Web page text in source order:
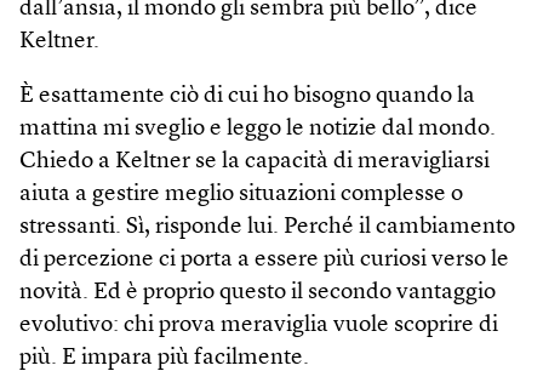
dall’ansia, il mondo gli sembra più bello”, dice
Keltner.
È esattamente ciò di cui ho bisogno quando la
mattina mi sveglio e leggo le notizie dal mondo.
Chiedo a Keltner se la capacità di meravigliarsi
aiuta a gestire meglio situazioni complesse o
stressanti. Sì, risponde lui. Perché il cambiamento
di percezione ci porta a essere più curiosi verso le
novità. Ed è proprio questo il secondo vantaggio
evolutivo: chi prova meraviglia vuole scoprire di
più. E impara più facilmente.